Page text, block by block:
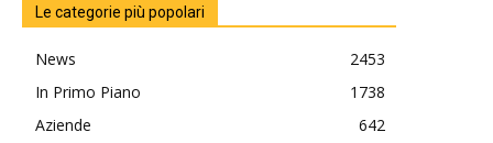
Le categorie più popolari
News
2453
In Primo Piano
1738
Aziende
642